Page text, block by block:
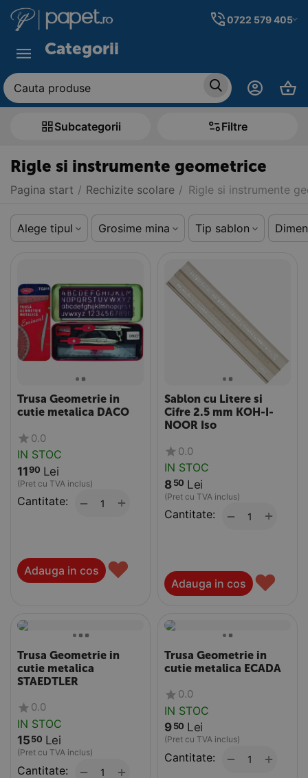
0722 579 405
Categorii
Subcategorii Filtre
Rigle si instrumente geometrice
Pagina start / Rechizite scolare / Rigle si instrumente
Alege tipul Grosime mina Tip sablon
Trusa Geometrie in
cutie metalica DACO
0.0
IN STOC
1190 Lei
(Pret cu TVA inclus)
Cantitate: +
−
Adauga in cos ♥
Sablon cu Litere si
Cifre 2.5 mm KOH-I-
NOOR Iso
0.0
IN STOC
8 50 Lei
(Pret cu TVA inclus)
Cantitate: +
−
Adauga in cos ♥
Trusa Geometrie in
cutie metalica
STAEDTLER
0.0
IN STOC
15 50 Lei
(Pret cu TVA inclus)
Cantitate: +
−
Trusa Geometrie in
cutie metalica ECADA
0.0
IN STOC
9 50 Lei
(Pret cu TVA inclus)
Cantitate: +
−